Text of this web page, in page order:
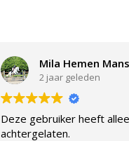
Mila Hemen
2 jaar geleden
Deze gebruiker heeft
achtergelaten.